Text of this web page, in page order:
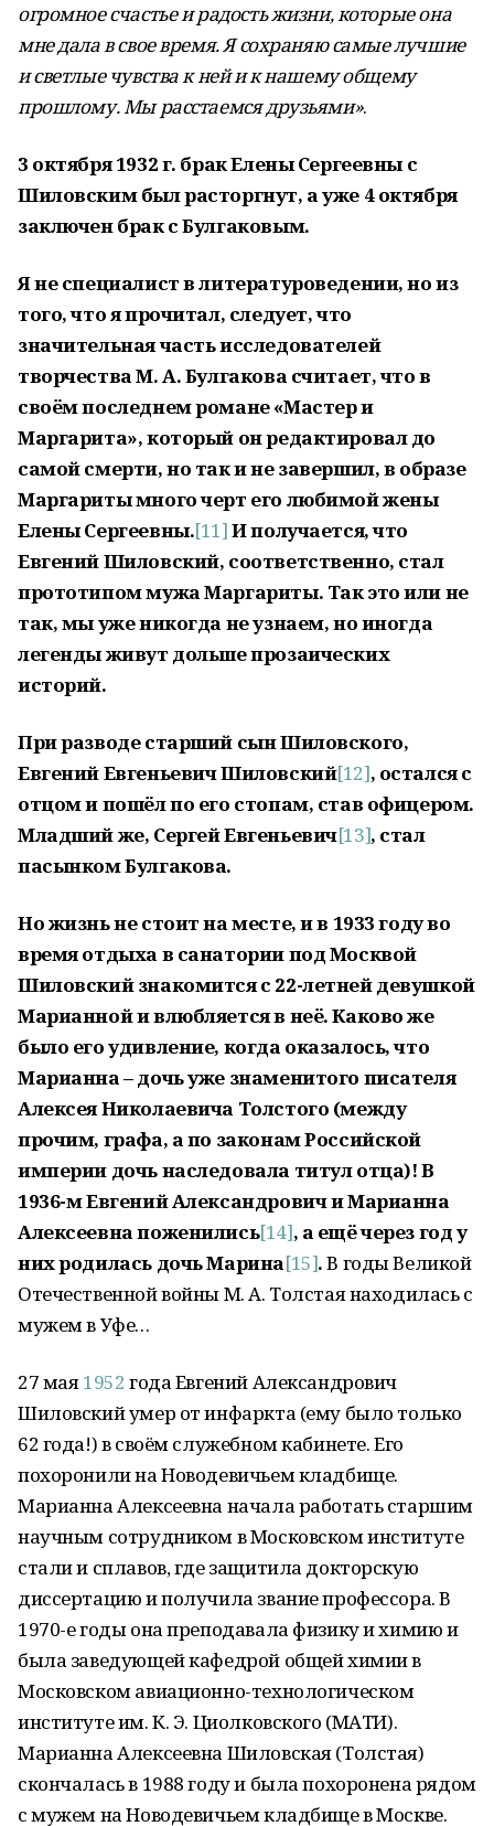
огромное счастье и радость жизни, которые она
мне дала в свое время. Я сохраняю самые лучшие
и светлые чувства к ней и к нашему общему
прошлому. Мы расстаемся друзьями».
3 октября 1932 г. брак Елены Сергеевны с
Шиловским был расторгнут, а уже 4 октября
заключен брак с Булгаковым.
Я не специалист в литературоведении, но из
того, что я прочитал, следует, что
значительная часть исследователей
творчества М. А. Булгакова считает, что в
своём последнем романе «Мастер и
Маргарита», который он редактировал до
самой смерти, но так и не завершил, в образе
Маргариты много черт его любимой жены
Елены Сергеевны.[11]И получается, что
Евгений Шиловский, соответственно, стал
прототипом мужа Маргариты. Так это или не
так, мы уже никогда не узнаем, но иногда
легенды живут дольше прозаических
историй.
При разводе старший сын Шиловского,
Евгений Евгеньевич Шиловский[12], остался с
отцом и пошёл по его стопам, став офицером.
Младший же, Сергей Евгеньевич[13], стал
пасынком Булгакова.
Но жизнь не стоит на месте, и в 1933 году во
время отдыха в санатории под Москвой
Шиловский знакомится с 22-летней девушкой
Марианной и влюбляется в неё. Каково же
было его удивление, когда оказалось, что
Марианна – дочь уже знаменитого писателя
Алексея Николаевича Толстого (между
прочим, графа, а по законам Российской
империи дочь наследовала титул отца)! В
1936-м Евгений Александрович и Марианна
Алексеевна поженились[14], а ещё через год у
них родилась дочь Марина[15].В годы Великой
Отечественной войны М. А. Толстая находилась с
мужем в Уфе…
27 мая1952 года Евгений Александрович
Шиловский умер от инфаркта (ему было только
62 года!) в своём служебном кабинете. Его
похоронили на Новодевичьем кладбище.
Марианна Алексеевна начала работать старшим
научным сотрудником в Московском институте
стали и сплавов, где защитила докторскую
диссертацию и получила звание профессора. В
1970-е годы она преподавала физику и химию и
была заведующей кафедрой общей химии в
Московском авиационно-технологическом
институте им. К. Э. Циолковского (МАТИ).
Марианна Алексеевна Шиловская (Толстая)
скончалась в 1988 году и была похоронена рядом
с мужем на Новодевичьем кладбище в Москве.